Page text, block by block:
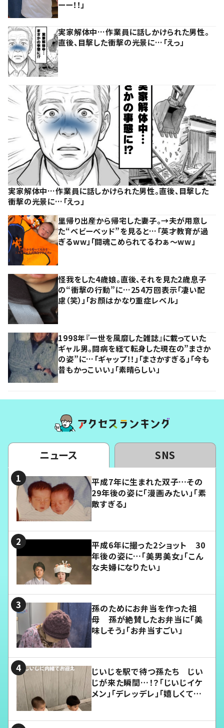
ーー！！」
実家解体中…作業員に話しかけられた男性。
直後、目撃した衝撃の光景に…「えっ」
実家解体中…作業員に話しかけられた男性。直後、目撃した
衝撃の光景に…「えっ」
里帰り出産から帰宅した妻子。→夫が用意し
た“ベビーベッド”を見ると…「英才教育が過
ぎるww」「闘魂こめられてるわぁ～ww」
怪我をした4歳娘。直後、それを見た2歳息子
の“衝撃の行動”に…254万回表示「凄い配
慮（笑）」「お顔はかなり重症レベル」
1998年『一世を風靡した雑誌』に載っていた
ギャル男。闘病を経て転身した現在の”まさか
の姿”に…「ギャップ！！」「まさかすぎる」「今も
昔もかっこいい」「素晴らしい」
ニュース SNS
平成7年に生まれた双子…その
29年後の姿に「漫画みたい」「素
敵すぎる」
平成6年に撮った2ショット 30
年後の姿に…「美男美女」「こん
な夫婦になりたい」
孫のためにお弁当を作った祖
母 孫が絶賛したお弁当に「美
味しそう」「お弁当すごい」
じいじを駅で待つ孫たち じい
じが来た瞬間…！？「じいじイケ
メン」「デレッデレ」「嬉しくて可